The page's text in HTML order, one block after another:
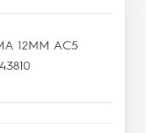
12MM AC5